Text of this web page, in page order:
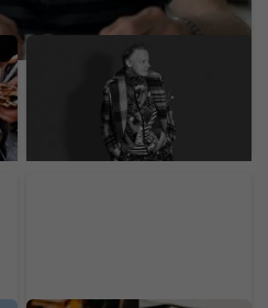
Zomrel svetoznámy
hudobný velikán. Stál za
legendárnymi hitmi
Madonny, U2 či Brintey